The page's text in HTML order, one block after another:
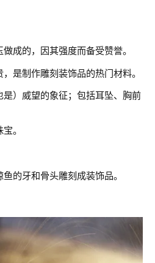
成的，因其强度而备受赞誉。
是制作雕刻装饰品的热门材料。
）威望的象征；包括耳坠、胸前
。
的牙和骨头雕刻成装饰品。